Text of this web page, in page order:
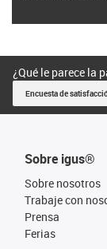
¿Qué le parece la
Encuesta de
Sobre igus®
Sobre nosotros
Trabaje con
Prensa
Ferias